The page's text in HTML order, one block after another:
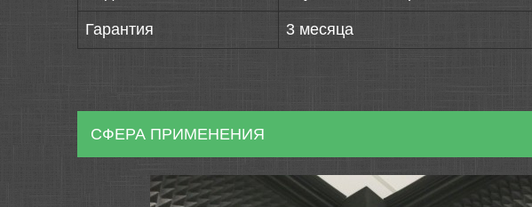
Гарантия 3 месяца
СФЕРА ПРИМЕНЕНИЯ